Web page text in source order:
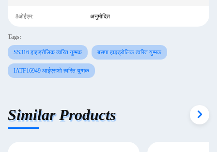
8ओईएम: अनुमोदित
Tags:
SS316 हाइड्रोलिक त्वरित युग्मक बसपा हाइड्रोलिक त्वरित युग्मक
IATF16949 आईएसओ त्वरित युग्मक
Similar Products